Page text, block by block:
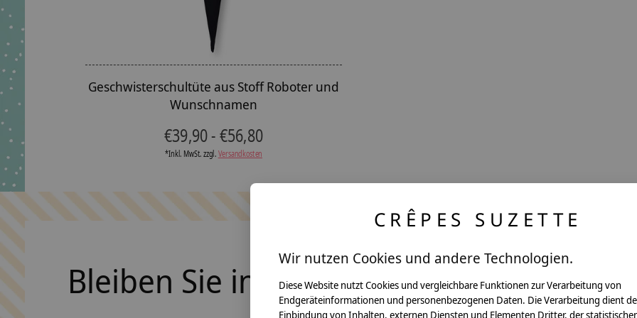
Geschwisterschultüte aus Stoff Roboter und
Wunschnamen
€39,90 - €56,80
*Inkl. MwSt. zzgl.Versandkosten
Bleiben Sie in Kontakt
CRÊPES SUZETTE
Wir nutzen Cookies und andere Technologien.
Diese Website nutzt Cookies und vergleichbare Funktionen zur Verarbeitung von
Endgeräteinformationen und personenbezogenen Daten. Die Verarbeitung dient
Einbindung von Inhalten, externen Diensten und Elementen Dritter, der